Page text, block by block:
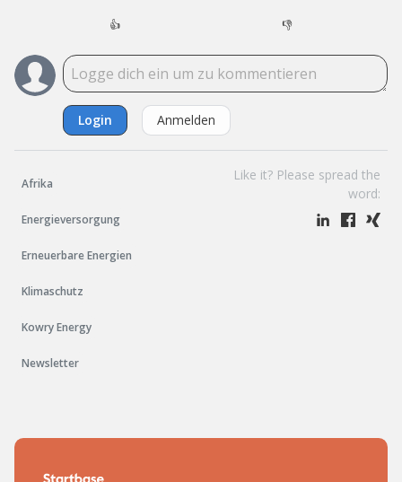
👍 👎
Login Anmelden
Afrika
Energieversorgung
Erneuerbare Energien
Klimaschutz
Kowry Energy
Newsletter
Like it? Please spread the
word: